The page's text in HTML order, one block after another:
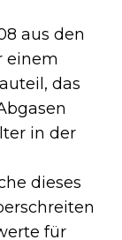
aus den
einem
das
in der
dieses
für